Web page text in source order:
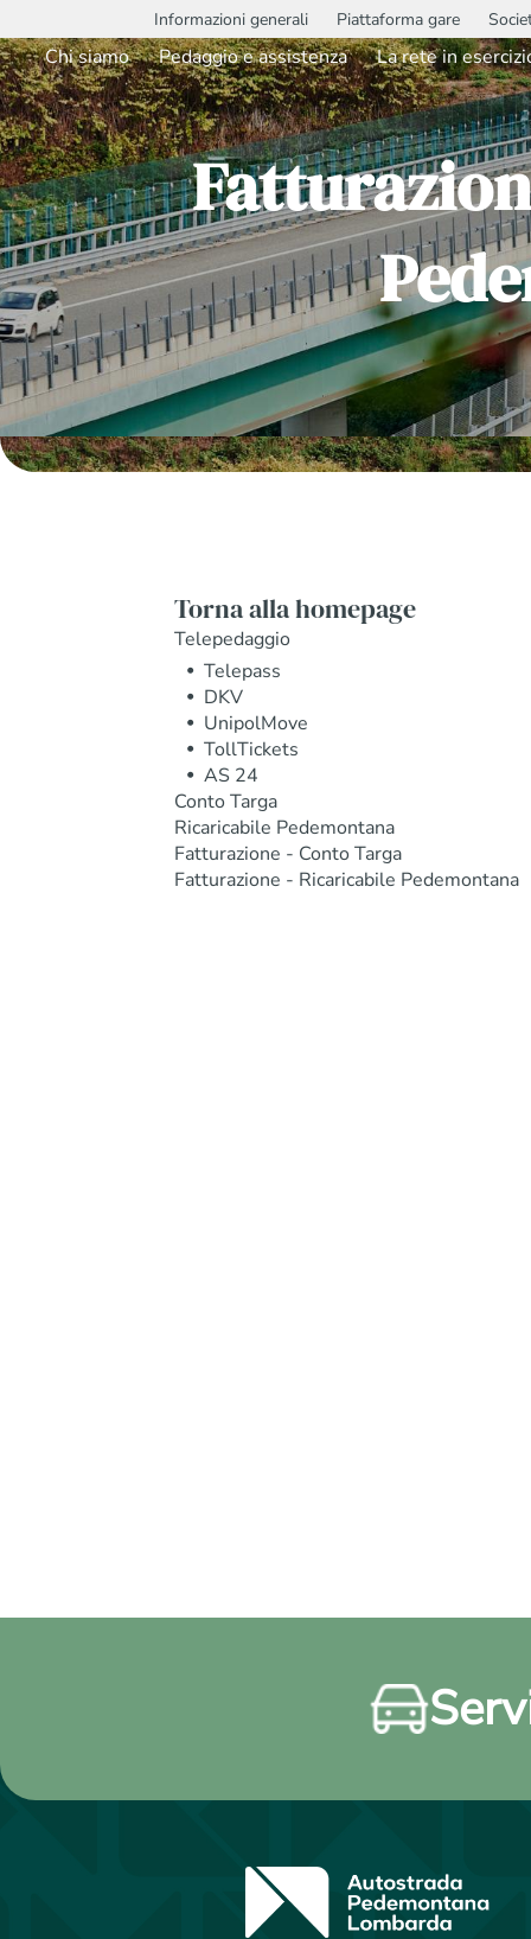
Informazioni generali Piattaforma gare
Chi siamo Pedaggio e assistenza La rete in
Torna alla homepage
Telepedaggio
Telepass
DKV
UnipolMove
TollTickets
AS 24
Conto Targa
Ricaricabile Pedemontana
Fatturazione - Conto Targa
Fatturazione - Ricaricabile Pedemontana